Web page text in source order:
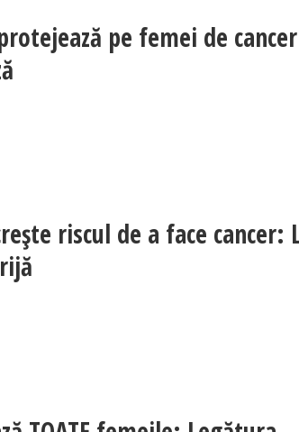
pe femei de
riscul de a face cancer: